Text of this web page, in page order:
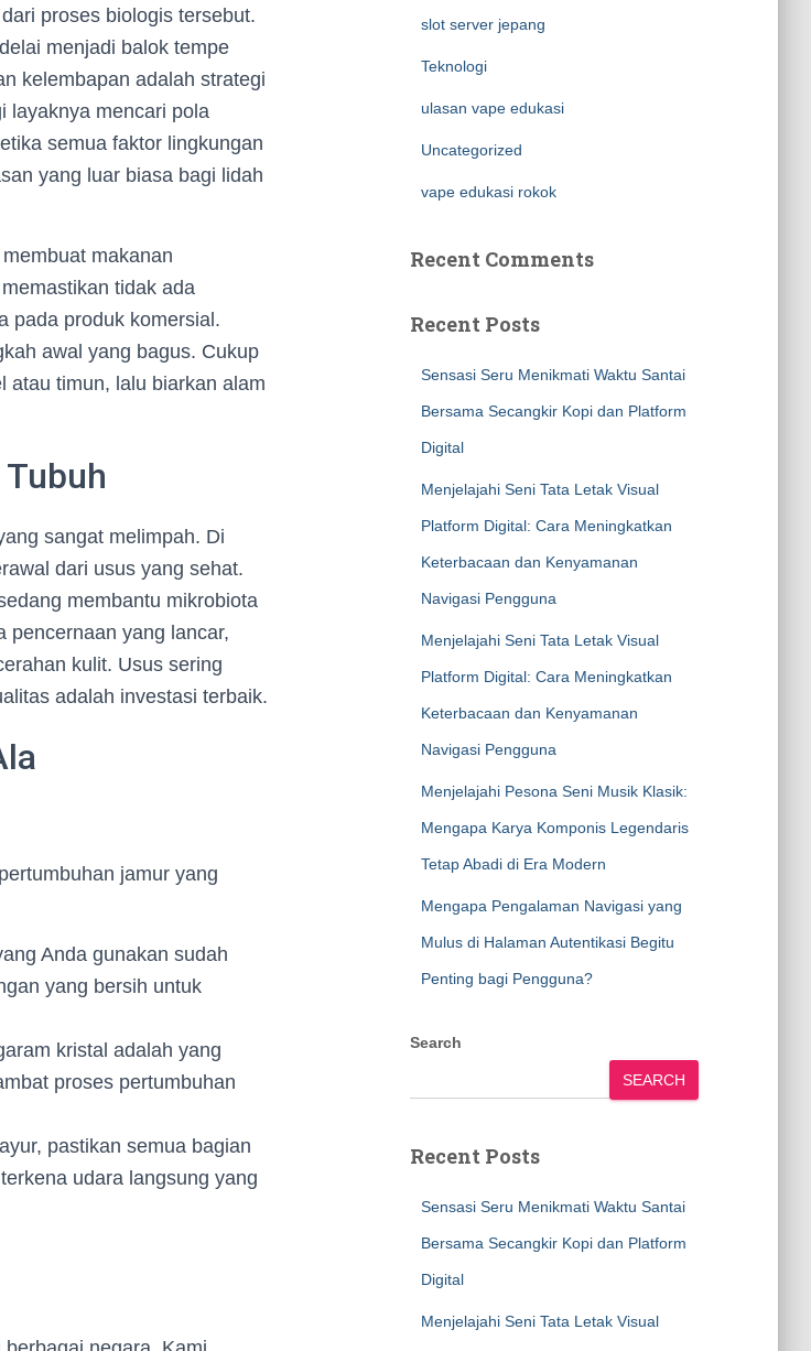
proses biologis tersebut.
menjadi balok tempe
kelembapan adalah strategi
layaknya mencari pola
semua faktor lingkungan
yang luar biasa bagi lidah
makanan
tidak ada
pada produk komersial.
awal yang bagus. Cukup
atau timun, lalu biarkan alam
sangat melimpah. Di
dari usus yang sehat.
membantu mikrobiota
pencernaan yang lancar,
kulit. Usus sering
adalah investasi terbaik.
jamur yang
Anda gunakan sudah
yang bersih untuk
kristal adalah yang
proses pertumbuhan
pastikan semua bagian
udara langsung yang
slot server jepang
Teknologi
ulasan vape edukasi
Uncategorized
vape edukasi rokok
Recent Comments
Recent Posts
Sensasi Seru Menikmati Waktu Santai
Bersama Secangkir Kopi dan Platform
Digital
Menjelajahi Seni Tata Letak Visual
Platform Digital: Cara Meningkatkan
Keterbacaan dan Kenyamanan
Navigasi Pengguna
Menjelajahi Seni Tata Letak Visual
Platform Digital: Cara Meningkatkan
Keterbacaan dan Kenyamanan
Navigasi Pengguna
Menjelajahi Pesona Seni Musik Klasik:
Mengapa Karya Komponis Legendaris
Tetap Abadi di Era Modern
Mengapa Pengalaman Navigasi yang
Mulus di Halaman Autentikasi Begitu
Penting bagi Pengguna?
Search
SEARCH
Recent Posts
Sensasi Seru Menikmati Waktu Santai
Bersama Secangkir Kopi dan Platform
Digital
Menjelajahi Seni Tata Letak Visual